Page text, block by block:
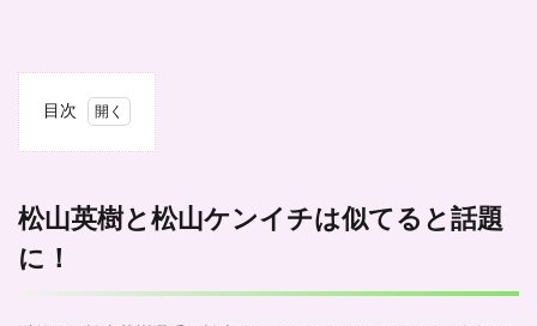
目次
と松
山ケ
ンイ
松山英樹と松山ケンイチは似てると話題
に！